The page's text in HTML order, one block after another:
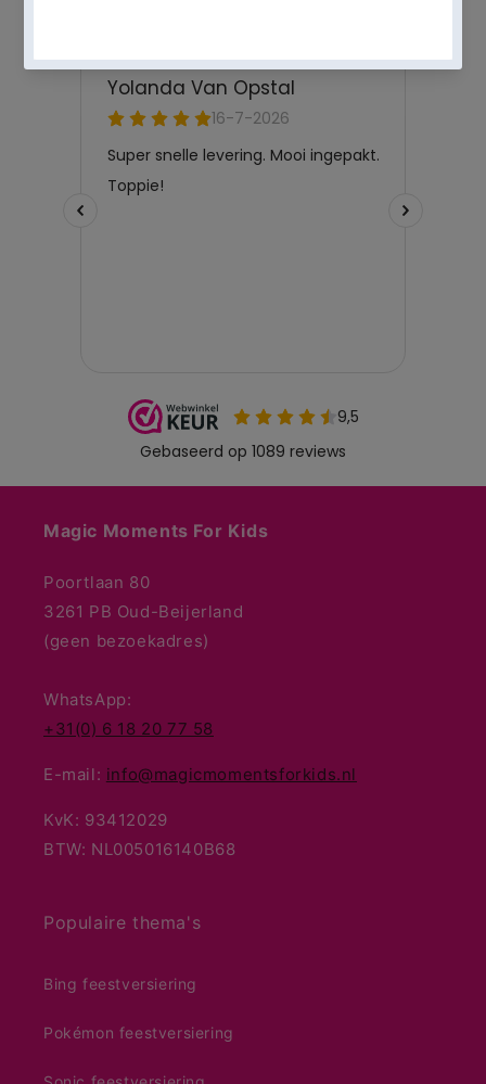
Magic Moments For Kids
Poortlaan 80
3261 PB Oud-Beijerland
(geen bezoekadres)
WhatsApp:
+31(0) 6 18 20 77 58
E-mail: info@magicmomentsforkids.nl
KvK: 93412029
BTW: NL005016140B68
Populaire thema's
Bing feestversiering
Pokémon feestversiering